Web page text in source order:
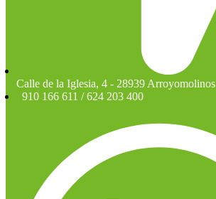
Calle de la Iglesia, 4 - 28939 Arroyomolinos
910 166 611 / 624 203 400